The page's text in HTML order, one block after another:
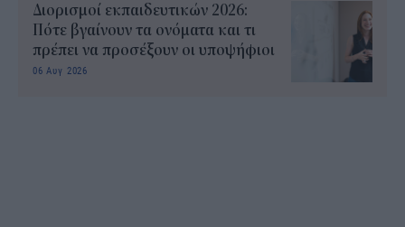
Διορισμοί εκπαιδευτικών 2026:
Πότε βγαίνουν τα ονόματα και τι
πρέπει να προσέξουν οι υποψήφιοι
06 Αυγ 2026